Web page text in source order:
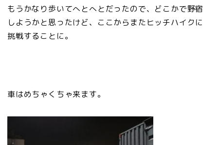
もうかなり歩いてへとへとだったので、どこかで野宿
しようかと思ったけど、ここからまたヒッチハイクに
挑戦することに。
車はめちゃくちゃ来ます。